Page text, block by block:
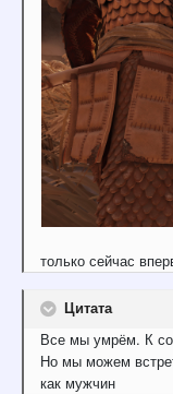
только сейчас
Цитата
Все мы умрём. К
Но мы можем
как мужчин